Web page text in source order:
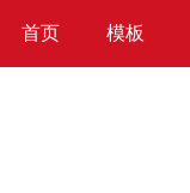
首页 模板